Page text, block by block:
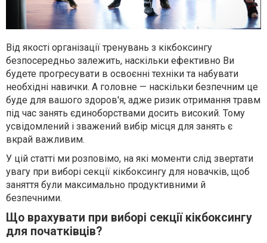
Від якості організації тренувань з кікбоксингу
безпосередньо залежить, наскільки ефективно Ви
будете прогресувати в освоєнні техніки та набувати
необхідні навички. А головне — наскільки безпечним це
буде для вашого здоров'я, адже ризик отримання травм
під час занять єдиноборствами досить високий. Тому
усвідомлений і зважений вибір місця для занять є
вкрай важливим.
У цій статті ми розповімо, на які моменти слід звертати
увагу при виборі секції кікбоксингу для новачків, щоб
заняття були максимально продуктивними й
безпечними.
Що врахувати при виборі секції кікбоксингу
для початківців?